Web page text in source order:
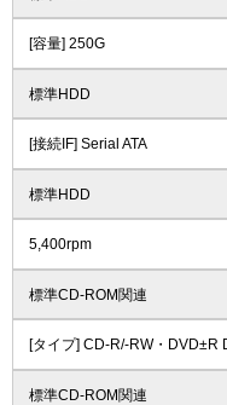
[容量] 250G
標準HDD
[接続IF] Serial ATA
標準HDD
5,400rpm
標準CD-ROM関連
[タイプ] CD-R/-RW・DVD±R
標準CD-ROM関連